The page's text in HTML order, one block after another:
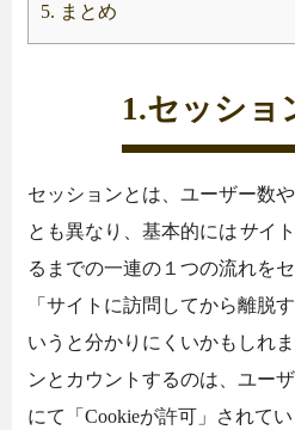
5. まとめ
1.セッショ
セッションとは、ユーザー数
とも異なり、基本的にはサイ
るまでの一連の１つの流れを
「サイトに訪問してから離脱
いうと分かりにくいかもしれ
ンとカウントするのは、ユー
にて「Cookieが許可」されて